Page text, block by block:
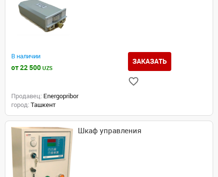
В наличии
от 22 500 UZS
ЗАКАЗАТЬ
Продавец: Energopribor
город: Ташкент
Шкаф управления